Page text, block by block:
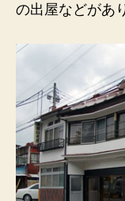
の出屋などがあ